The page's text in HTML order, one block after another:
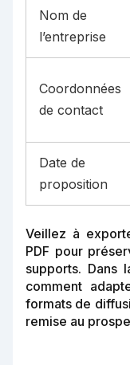
Nom de
l’entreprise
Coordonnées
de contact
Date de
proposition
Veillez à
PDF pour
supports. Dans
comment
formats de
remise au